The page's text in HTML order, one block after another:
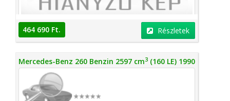
464 690 Ft. Részletek
Mercedes-Benz 260 Benzin 2597 cm3 (160 LE) 1990